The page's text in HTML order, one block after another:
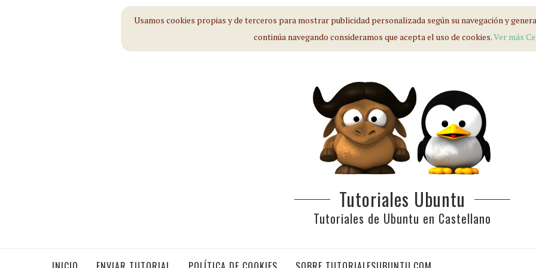
Usamos cookies propias y de terceros para mostrar publicidad personalizada según su navegación y
continúa navegando consideramos que acepta el uso de cookies.Ver más
Tutoriales Ubuntu
Tutoriales de Ubuntu en Castellano